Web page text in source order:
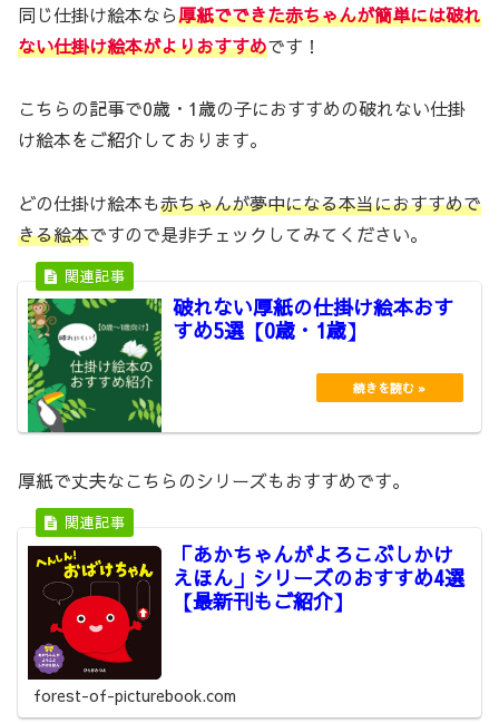
同じ仕掛け絵本なら厚紙でできた赤ちゃんが簡単には破れ
ない仕掛け絵本がよりおすすめです！
こちらの記事で0歳・1歳の子におすすめの破れない仕掛
け絵本をご紹介しております。
どの仕掛け絵本も赤ちゃんが夢中になる本当におすすめで
きる絵本ですので是非チェックしてみてください。
破れない厚紙の仕掛け絵本おす
すめ5選【0歳・1歳】
厚紙で丈夫なこちらのシリーズもおすすめです。
「あかちゃんがよろこぶしかけ
えほん」シリーズのおすすめ4選
【最新刊もご紹介】
forest-of-picturebook.com